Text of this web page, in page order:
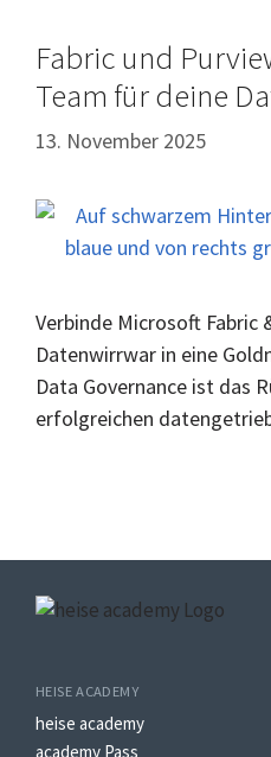
Fabric und
Team für deine
13. November 2025
Verbinde Microsoft Fabric
Datenwirrwar in eine
Data Governance ist das
erfolgreichen
HEISE ACADEMY
heise academy
academy Pass